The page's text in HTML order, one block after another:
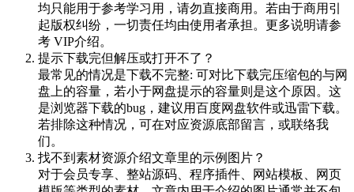
均只能用于参考学习用，请勿直接商用。若由于商用引
起版权纠纷，一切责任均由使用者承担。更多说明请参
考 VIP介绍。
提示下载完但解压或打开不了？
最常见的情况是下载不完整: 可对比下载完压缩包的与网
盘上的容量，若小于网盘提示的容量则是这个原因。这
是浏览器下载的bug，建议用百度网盘软件或迅雷下载。
若排除这种情况，可在对应资源底部留言，或联络我
们。
找不到素材资源介绍文章里的示例图片？
对于会员专享、整站源码、程序插件、网站模板、网页